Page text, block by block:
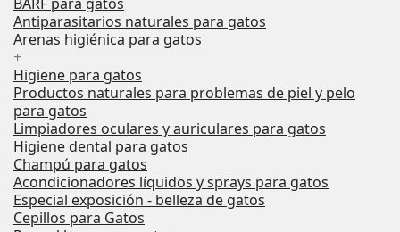
Antiparasitarios naturales para gatos
Arenas higiénica para gatos
+
Higiene para gatos
Productos naturales para problemas de piel y pelo
para gatos
Limpiadores oculares y auriculares para gatos
Higiene dental para gatos
Champú para gatos
Acondicionadores líquidos y sprays para gatos
Especial exposición - belleza de gatos
Cepillos para Gatos